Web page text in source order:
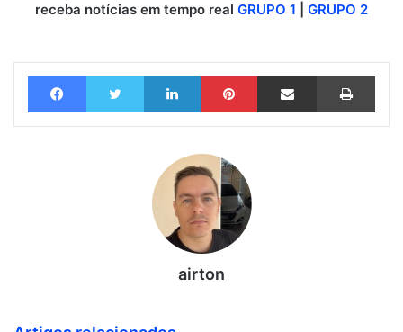
receba notícias em tempo real GRUPO 1 GRUPO 2
Facebook Twitter Linkedin Pinterest Compartilhar via e-mail
airton